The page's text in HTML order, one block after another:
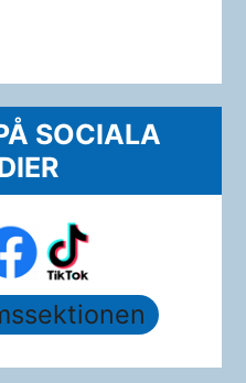
SOCIALA